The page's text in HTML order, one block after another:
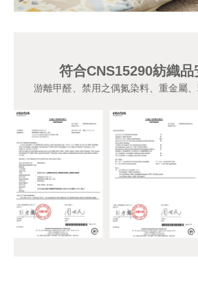
符合CNS15290紡織品
游離甲醛、禁用之偶氮染料、重金屬